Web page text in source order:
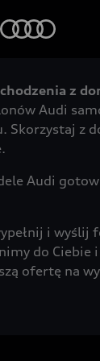
Partnera Audi
z
Audi
Skorzystaj z
Audi
i wyślij
do Ciebie i
ofertę na